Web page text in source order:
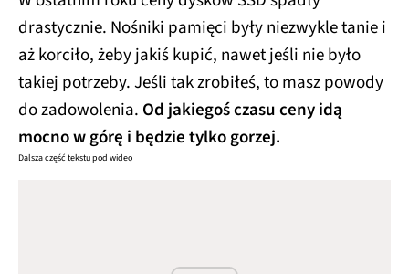
drastycznie. Nośniki pamięci były niezwykle tanie i
aż korciło, żeby jakiś kupić, nawet jeśli nie było
takiej potrzeby. Jeśli tak zrobiłeś, to masz powody
do zadowolenia. Od jakiegoś czasu ceny idą
mocno w górę i będzie tylko gorzej.
Dalsza część tekstu pod wideo